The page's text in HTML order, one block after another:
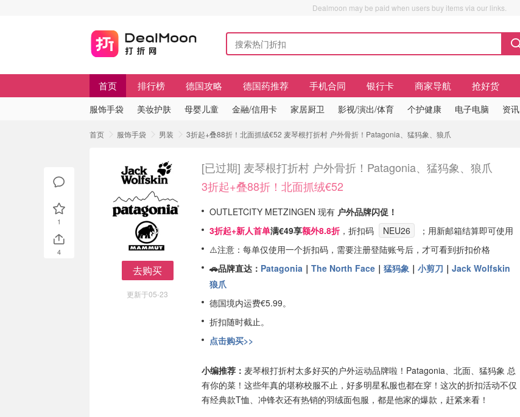
Dealmoon may be paid when users buy items via our links.
首页 排行榜 德国攻略 德国药推荐 手机合同 银行卡 商家导航 抢好货
服饰手袋 美妆护肤 母婴儿童 金融/信用卡 家居厨卫 影视/演出/体育 个护健康 电子电脑 资讯
首页 服饰手袋 男装 3折起+叠88折！北面抓绒€52 麦琴根打折村 户外骨折！Patagonia、猛犸象、狼爪
去购买
更新于05-23
[已过期] 麦琴根打折村 户外骨折！Patagonia、猛犸象、狼爪
3折起+叠88折！北面抓绒€52
OUTLETCITY METZINGEN 现有 户外品牌闪促！
3折起+新人首单满€49享额外8.8折 ，折扣码 NEU26
；用新邮箱结算即可使用
⚠️注意：每单仅使用一个折扣码，需要注册登陆账号后，才可看到折扣价格
🚗品牌直达： Patagonia ｜ The North Face ｜ 猛犸象 ｜ 小剪刀 ｜ Jack Wolfskin
狼爪
德国境内运费€5.99。
折扣随时截止。
点击购买>>
小编推荐： 麦琴根打折村太多好买的户外运动品牌啦！Patagonia、北面、猛犸象 总
有你的菜！这些年真的堪称校服不止，好多明星私服也都在穿！这次的折扣活动不仅
有经典款T恤、冲锋衣还有热销的羽绒面包服，都是他家的爆款，赶紧来看！
1
4